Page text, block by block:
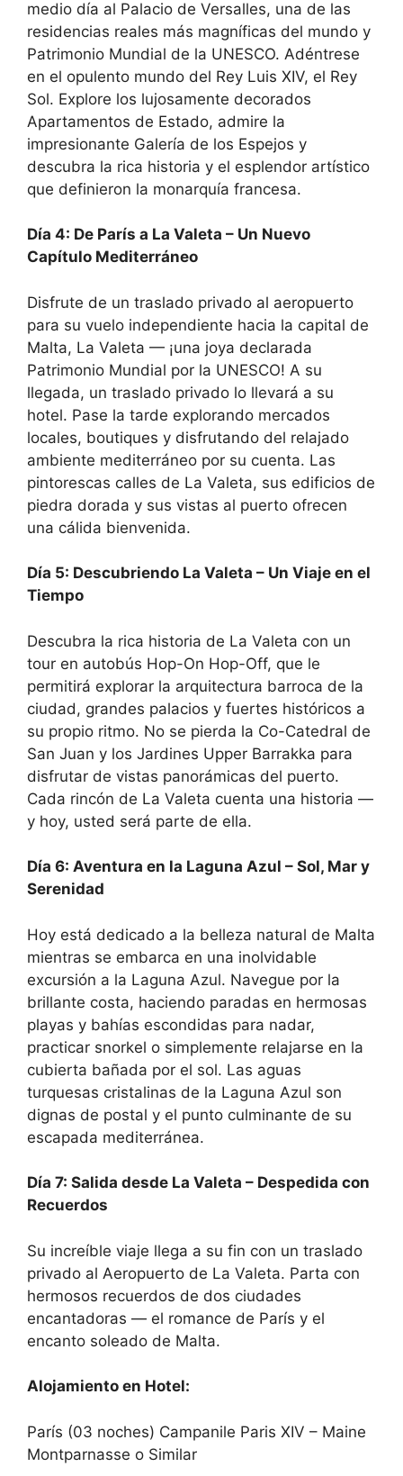
medio día al Palacio de Versalles, una de las
residencias reales más magníficas del mundo y
Patrimonio Mundial de la UNESCO. Adéntrese
en el opulento mundo del Rey Luis XIV, el Rey
Sol. Explore los lujosamente decorados
Apartamentos de Estado, admire la
impresionante Galería de los Espejos y
descubra la rica historia y el esplendor artístico
que definieron la monarquía francesa.
Día 4: De París a La Valeta – Un Nuevo
Capítulo Mediterráneo
Disfrute de un traslado privado al aeropuerto
para su vuelo independiente hacia la capital de
Malta, La Valeta — ¡una joya declarada
Patrimonio Mundial por la UNESCO! A su
llegada, un traslado privado lo llevará a su
hotel. Pase la tarde explorando mercados
locales, boutiques y disfrutando del relajado
ambiente mediterráneo por su cuenta. Las
pintorescas calles de La Valeta, sus edificios de
piedra dorada y sus vistas al puerto ofrecen
una cálida bienvenida.
Día 5: Descubriendo La Valeta – Un Viaje en el
Tiempo
Descubra la rica historia de La Valeta con un
tour en autobús Hop-On Hop-Off, que le
permitirá explorar la arquitectura barroca de la
ciudad, grandes palacios y fuertes históricos a
su propio ritmo. No se pierda la Co-Catedral de
San Juan y los Jardines Upper Barrakka para
disfrutar de vistas panorámicas del puerto.
Cada rincón de La Valeta cuenta una historia —
y hoy, usted será parte de ella.
Día 6: Aventura en la Laguna Azul – Sol, Mar y
Serenidad
Hoy está dedicado a la belleza natural de Malta
mientras se embarca en una inolvidable
excursión a la Laguna Azul. Navegue por la
brillante costa, haciendo paradas en hermosas
playas y bahías escondidas para nadar,
practicar snorkel o simplemente relajarse en la
cubierta bañada por el sol. Las aguas
turquesas cristalinas de la Laguna Azul son
dignas de postal y el punto culminante de su
escapada mediterránea.
Día 7: Salida desde La Valeta – Despedida con
Recuerdos
Su increíble viaje llega a su fin con un traslado
privado al Aeropuerto de La Valeta. Parta con
hermosos recuerdos de dos ciudades
encantadoras — el romance de París y el
encanto soleado de Malta.
Alojamiento en Hotel:
París (03 noches) Campanile Paris XIV – Maine
Montparnasse o Similar